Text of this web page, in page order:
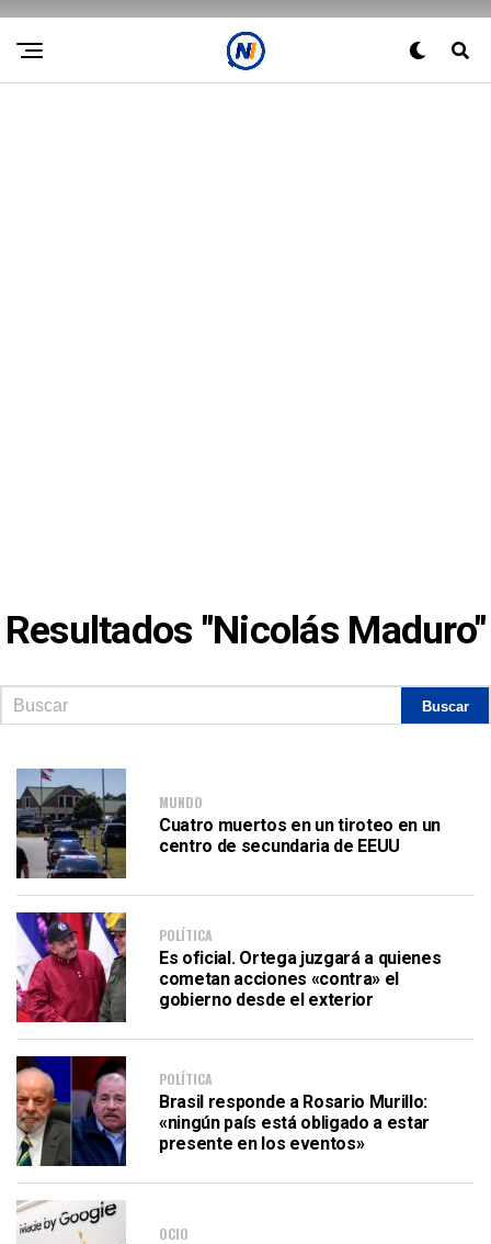
Resultados "Nicolás Maduro"
MUNDO
Cuatro muertos en un tiroteo en un
centro de secundaria de EEUU
POLÍTICA
Es oficial. Ortega juzgará a quienes
cometan acciones «contra» el
gobierno desde el exterior
POLÍTICA
Brasil responde a Rosario Murillo:
«ningún país está obligado a estar
presente en los eventos»
OCIO